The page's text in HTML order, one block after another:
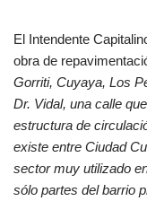
El Intendente
obra de
Gorriti, Cuyaya, Los
Dr. Vidal, una calle
estructura de
existe entre Ciudad
sector muy utilizado
sólo partes del barrio